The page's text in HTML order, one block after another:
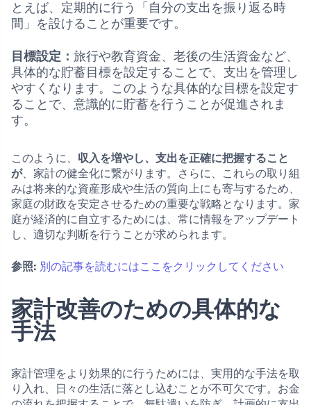
とえば、定期的に行う「自分の支出を振り返る時
間」を設けることが重要です。
目標設定： 旅行や教育資金、老後の生活資金など、
具体的な貯蓄目標を設定することで、支出を管理し
やすくなります。このような具体的な目標を設定す
ることで、意識的に貯蓄を行うことが促進されま
す。
このように、 収入を増やし、支出を正確に把握すること
が、家計の健全化に繋がります。さらに、これらの取り組
みは将来的な資産形成や生活の質向上にも寄与するため、
家庭の財政を安定させるための重要な戦略となります。家
庭が経済的に自立するためには、常に情報をアップデート
し、適切な判断を行うことが求められます。
参照: 別の記事を読むにはここをクリックしてください
家計改善のための具体的な
手法
家計管理をより効果的に行うためには、実用的な手法を取
り入れ、日々の生活に落とし込むことが不可欠です。お金